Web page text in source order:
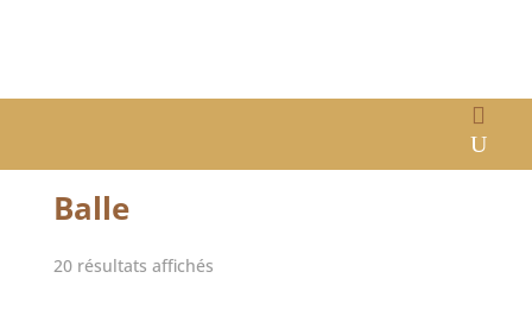
Balle
20 résultats affichés